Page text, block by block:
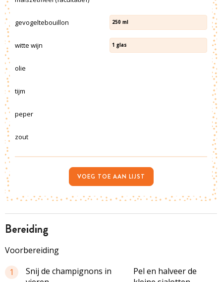
bereiding
Voorbereiding
1
Snij de champignons in
Pel en halveer de
gevogeltebouillon 250 ml
witte wijn 1 glas
olie
tijm
peper
zout
VOEG TOE AAN LIJST